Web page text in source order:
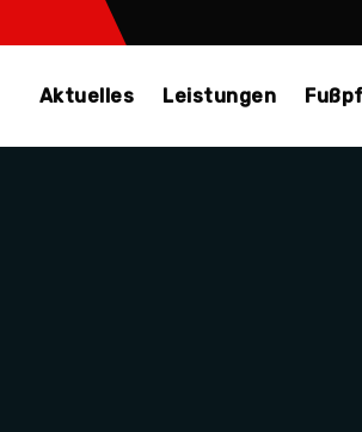
Aktuelles Leistungen